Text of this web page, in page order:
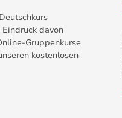
davon
Gruppenkurse
kostenlosen